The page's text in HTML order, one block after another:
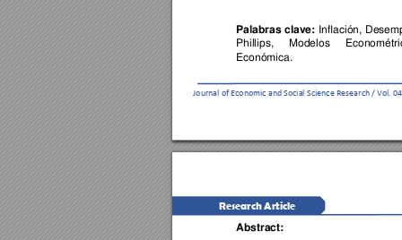
Journal of Economic and Social Science Research / Vol.
Palabras clave: Inflación,
Phillips,
Modelos
Económica.
Research Article
Abstract: